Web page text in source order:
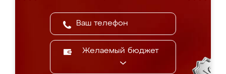
Желаемый бюджет